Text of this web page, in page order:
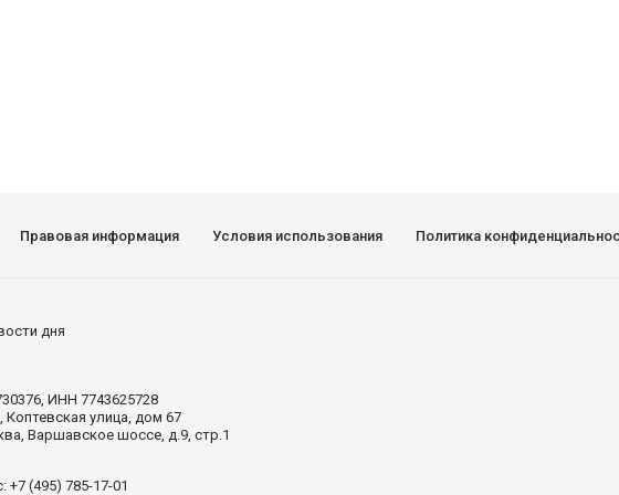
Правовая информация Условия использования Политика
дня
ИНН 7743625728
улица, дом 67
, Варшавское шоссе, д.9, стр.1
+7 (495) 785-17-01